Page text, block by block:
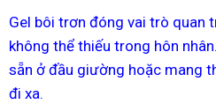
Gel bôi trơn đóng vai trò quan
không thể thiếu trong hôn
sẵn ở đầu giường hoặc mang
đi xa.